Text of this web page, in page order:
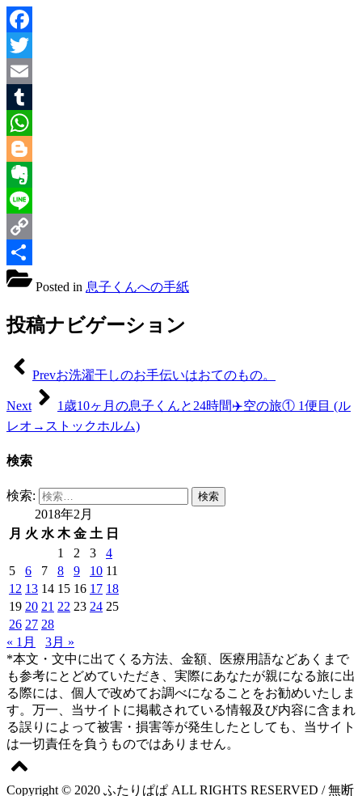
Facebook
Twitter
Email
Tumblr
WhatsApp
Blogger
Evernote
Line
Copy
Link
共
Posted in 息子くんへの手紙
投稿ナビゲーション
Prevお洗濯干しのお手伝いはおてのもの。
Next
1歳10ヶ月の息子くんと24時間✈️空の旅① 1便目 (ル
レオ→ストックホルム)
検索
検索:
2018年2月
月 火 水 木 金 土 日
1
2 3
4
5
6 7 8 9 10 11
12 13 14 15 16 17 18
19 20 21 22 23 24 25
26 27 28
« 1月
3月 »
*本文・文中に出てくる方法、金額、医療用語などあくまで
も参考にとどめていただき、実際にあなたが親になる旅に出
る際には、個人で改めてお調べになることをお勧めいたしま
す。万一、当サイトに掲載されている情報及び内容に含まれ
る誤りによって被害・損害等が発生したとしても、当サイト
は一切責任を負うものではありません。
Copyright © 2020 ふたりぱぱ ALL RIGHTS RESERVED / 無断